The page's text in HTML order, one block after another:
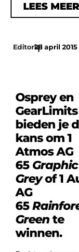
LEES MEER
Editorial
|
28 april 2015
Osprey en
GearLimits
bieden je
kans om 1
Atmos AG
65 Graphic
Greyof 1
AG
65
Green te
winnen.